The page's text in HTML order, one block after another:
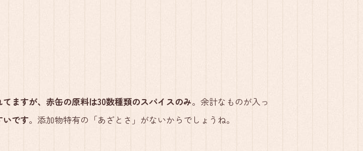
ますが、赤缶の原料は30数種類のスパイスのみ。余計なものが入っ
です。添加物特有の「あざとさ」がないからでしょうね。